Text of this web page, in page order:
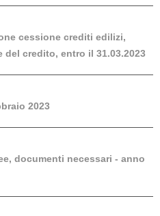
cessione crediti edilizi,
credito, entro il 31.03.2023
2023
documenti necessari - anno